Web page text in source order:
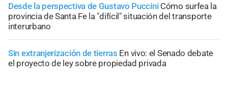
Desde la perspectiva de Gustavo Puccini Cómo surfea la
provincia de Santa Fe la "difícil" situación del transporte
interurbano
Sin extranjerización de tierras En vivo: el Senado debate
el proyecto de ley sobre propiedad privada